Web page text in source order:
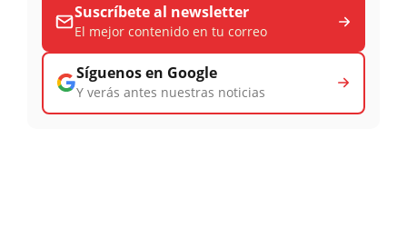
Suscríbete al newsletter
El mejor contenido en tu correo
Síguenos en Google
Y verás antes nuestras noticias